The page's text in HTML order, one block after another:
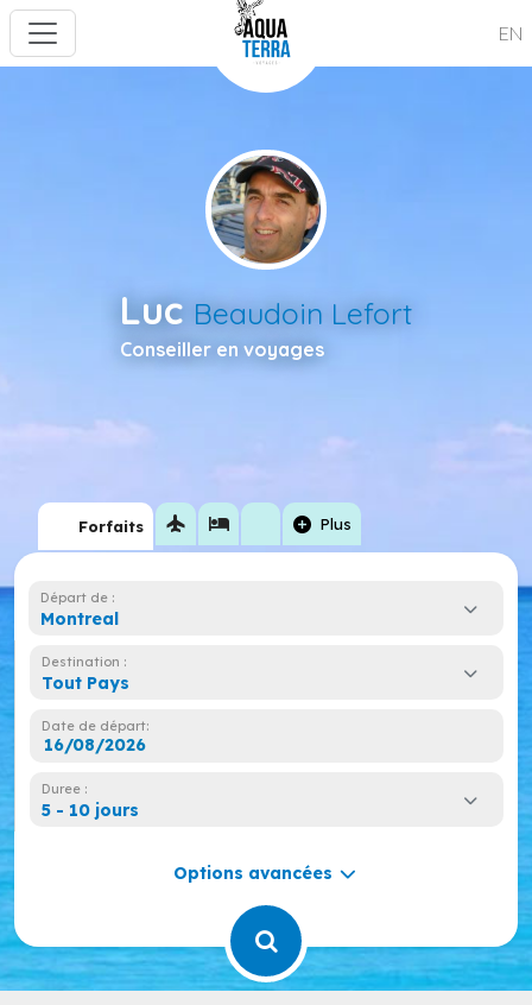
EN
Luc Beaudoin Lefort
Conseiller en voyages
Forfaits flight hotel add_circle Plus
Départ de :
Montreal
Destination :
Tout Pays
Date de départ:
Duree :
5 - 10 jours
Options avancées